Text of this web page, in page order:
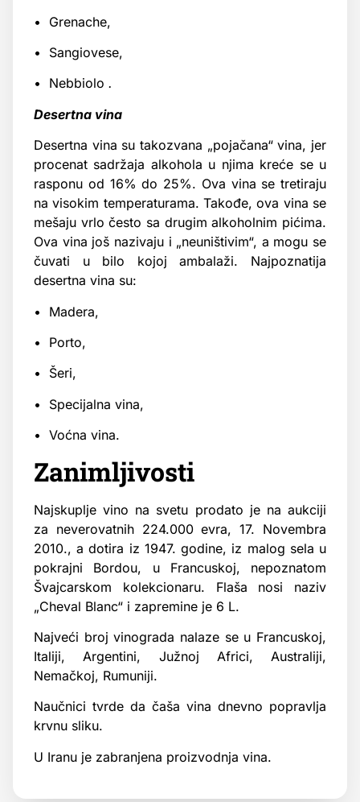
• Grenache,
• Sangiovese,
• Nebbiolo .
Desertna vina
Desertna vina su takozvana „pojačana“ vina, jer
procenat sadržaja alkohola u njima kreće se u
rasponu od 16% do 25%. Ova vina se tretiraju
na visokim temperaturama. Takođe, ova vina se
mešaju vrlo često sa drugim alkoholnim pićima.
Ova vina još nazivaju i „neuništivim“, a mogu se
čuvati u bilo kojoj ambalaži. Najpoznatija
desertna vina su:
• Madera,
• Porto,
• Šeri,
• Specijalna vina,
• Voćna vina.
Zanimljivosti
Najskuplje vino na svetu prodato je na aukciji
za neverovatnih 224.000 evra, 17. Novembra
2010., a dotira iz 1947. godine, iz malog sela u
pokrajni Bordou, u Francuskoj, nepoznatom
Švajcarskom kolekcionaru. Flaša nosi naziv
„Cheval Blanc“ i zapremine je 6 L.
Najveći broj vinograda nalaze se u Francuskoj,
Italiji, Argentini, Južnoj Africi, Australiji,
Nemačkoj, Rumuniji.
Naučnici tvrde da čaša vina dnevno popravlja
krvnu sliku.
U Iranu je zabranjena proizvodnja vina.